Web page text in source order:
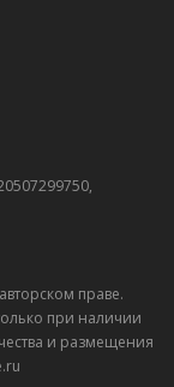
праве.
при наличии
и размещения